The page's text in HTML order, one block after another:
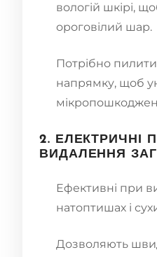
вологій шкірі,
ороговілий шар.
Потрібно
напрямку, щоб
2. ЕЛЕКТРИЧНІ
ВИДАЛЕННЯ
Ефективні при
натоптишах і
Дозволяють